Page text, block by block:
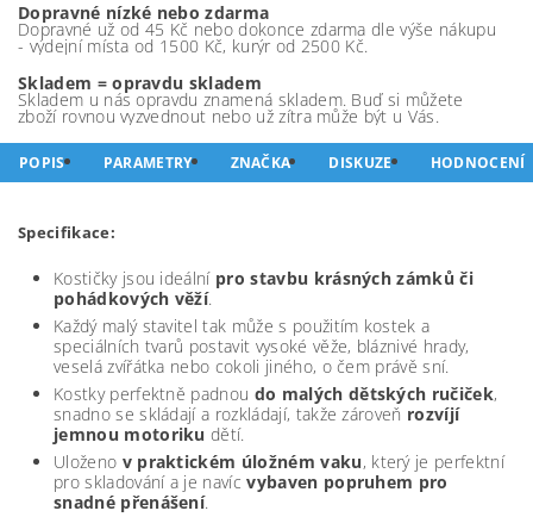
Dopravné nízké nebo zdarma
Dopravné už od 45 Kč nebo dokonce zdarma dle výše nákupu
- výdejní místa od 1500 Kč, kurýr od 2500 Kč.
Skladem = opravdu skladem
Skladem u nás opravdu znamená skladem. Buď si můžete
zboží rovnou vyzvednout nebo už zítra může být u Vás.
POPIS PARAMETRY ZNAČKA DISKUZE HODNOCENÍ
Specifikace:
Kostičky jsou ideální pro stavbu krásných zámků či
pohádkových věží.
Každý malý stavitel tak může s použitím kostek a
speciálních tvarů postavit vysoké věže, bláznivé hrady,
veselá zvířátka nebo cokoli jiného, o čem právě sní.
Kostky perfektně padnou do malých dětských ručiček,
snadno se skládají a rozkládají, takže zároveň rozvíjí
jemnou motoriku dětí.
Uloženo v praktickém úložném vaku, který je perfektní
pro skladování a je navícvybaven popruhem pro
snadné přenášení.